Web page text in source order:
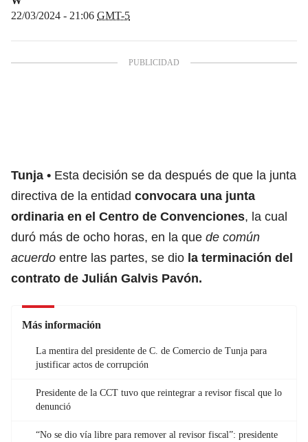
22/03/2024 - 21:06 GMT-5
Tunja
Esta decisión se da después de que la junta
directiva de la entidad convocara una junta
ordinaria en el Centro de Convenciones, la cual
duró más de ocho horas, en la que de común
acuerdo entre las partes, se dio la terminación del
contrato de Julián Galvis Pavón.
Más información
La mentira del presidente de C. de Comercio de Tunja para
justificar actos de corrupción
Presidente de la CCT tuvo que reintegrar a revisor fiscal que lo
denunció
“No se dio vía libre para remover al revisor fiscal”: presidente